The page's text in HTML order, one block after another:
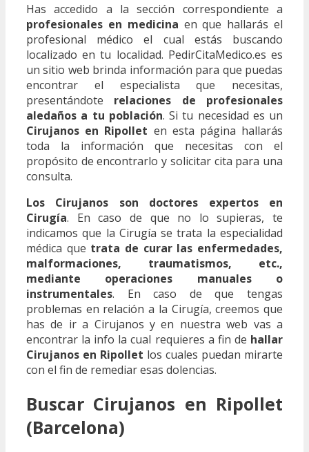
Has accedido a la sección correspondiente a
profesionales en medicina en que hallarás el
profesional médico el cual estás buscando
localizado en tu localidad. PedirCitaMedico.es es
un sitio web brinda información para que puedas
encontrar el especialista que necesitas,
presentándote relaciones de profesionales
aledaños a tu población. Si tu necesidad es un
Cirujanos en Ripollet en esta página hallarás
toda la información que necesitas con el
propósito de encontrarlo y solicitar cita para una
consulta.
Los Cirujanos son doctores expertos en
Cirugía. En caso de que no lo supieras, te
indicamos que la Cirugía se trata la especialidad
médica que trata de curar las enfermedades,
malformaciones, traumatismos, etc.,
mediante operaciones manuales o
instrumentales. En caso de que tengas
problemas en relación a la Cirugía, creemos que
has de ir a Cirujanos y en nuestra web vas a
encontrar la info la cual requieres a fin de hallar
Cirujanos en Ripollet los cuales puedan mirarte
con el fin de remediar esas dolencias.
Buscar Cirujanos en Ripollet
(Barcelona)